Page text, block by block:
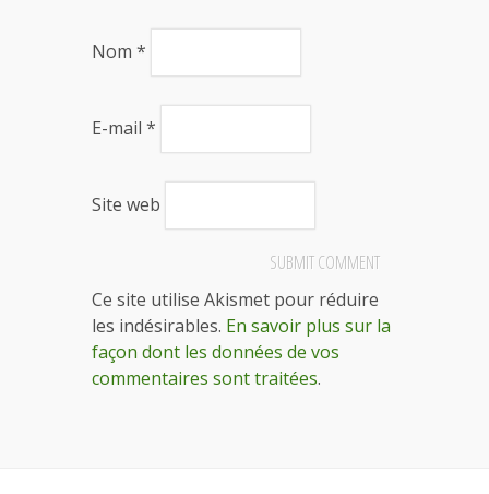
Nom *
E-mail *
Site web
Ce site utilise Akismet pour réduire
les indésirables. En savoir plus sur la
façon dont les données de vos
commentaires sont traitées.